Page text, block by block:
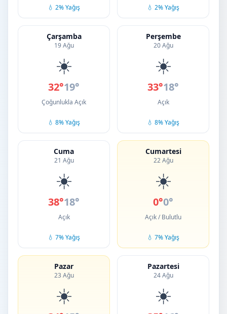
💧 2% Yağış 💧 2% Yağış
Çarşamba
19 Ağu
☀️
32°19°
Çoğunlukla Açık
💧 8% Yağış
Perşembe
20 Ağu
☀️
33°18°
Açık
💧 8% Yağış
Cuma
21 Ağu
☀️
38°18°
Açık
💧 7% Yağış
Cumartesi
22 Ağu
☀️
0°0°
Açık / Bulutlu
💧 7% Yağış
Pazar
23 Ağu
☀️
Pazartesi
24 Ağu
☀️